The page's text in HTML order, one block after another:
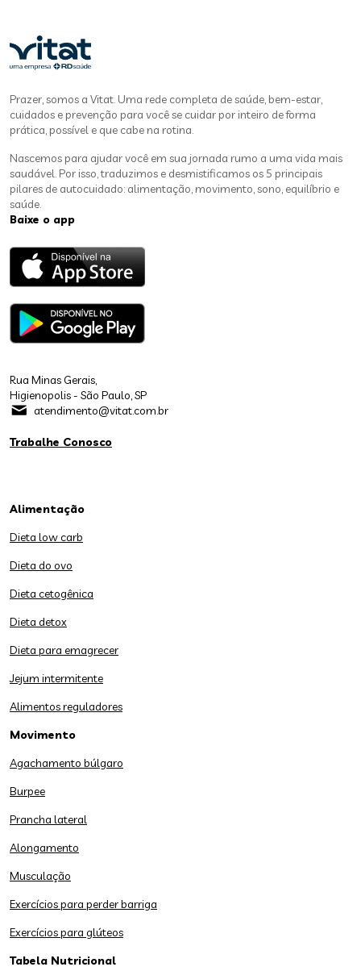
Prazer, somos a Vitat. Uma rede completa de saúde, bem-estar,
cuidados e prevenção para você se cuidar por inteiro de forma
prática, possível e que cabe na rotina.
Nascemos para ajudar você em sua jornada rumo a uma vida mais
saudável. Por isso, traduzimos e desmistificamos os 5 principais
pilares de autocuidado: alimentação, movimento, sono, equilíbrio e
saúde.
Baixe o app
Rua Minas Gerais,
Higienopolis - São Paulo, SP
atendimento@vitat.com.br
Trabalhe Conosco
Alimentação
Dieta low carb
Dieta do ovo
Dieta cetogênica
Dieta detox
Dieta para emagrecer
Jejum intermitente
Alimentos reguladores
Movimento
Agachamento búlgaro
Burpee
Prancha lateral
Alongamento
Musculação
Exercícios para perder barriga
Exercícios para glúteos
Tabela Nutricional